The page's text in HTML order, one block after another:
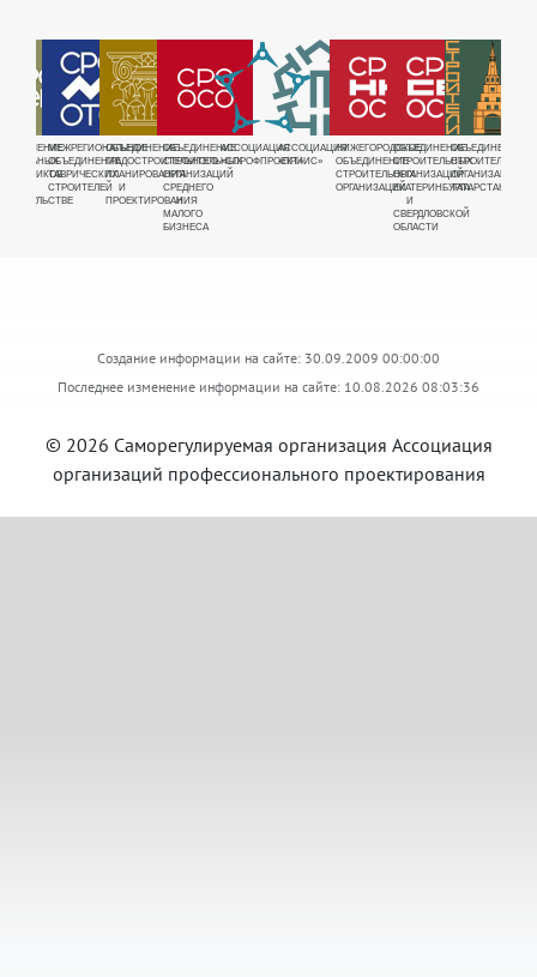
МЕЖРЕГИОНАЛЬНОЕ
ОБЪЕДИНЕНИЕ
ТАВРИЧЕСКИХ
СТРОИТЕЛЕЙ
ОБЪЕДИНЕНИЕ
ГРАДОСТРОИТЕЛЬНОГО
ПЛАНИРОВАНИЯ
И
ПРОЕКТИРОВАНИЯ
ОБЪЕДИНЕНИЕ
СТРОИТЕЛЬНЫХ
ОРГАНИЗАЦИЙ
СРЕДНЕГО
И
МАЛОГО
БИЗНЕСА
АССОЦИАЦИЯ
«СПРОФПРОЕКТ»
АССОЦИАЦИЯ
«ПРИИС»
НИЖЕГОРОДСКОЕ
ОБЪЕДИНЕНИЕ
СТРОИТЕЛЬНЫХ
ОРГАНИЗАЦИЙ
ОБЪЕДИНЕНИЕ
СТРОИТЕЛЬНЫХ
ОРГАНИЗАЦИЙ
ЕКАТЕРИНБУРГА
И
СВЕРДЛОВСКОЙ
ОБЛАСТИ
ОБЪЕДИНЕНИЕ
СТРОИТЕЛЬНЫХ
ОРГАНИЗАЦИЙ
ТАТАРСТАНА
Создание информации на сайте: 30.09.2009 00:00:00
Последнее изменение информации на сайте: 10.08.2026 08:03:36
© 2026 Саморегулируемая организация Ассоциация
организаций профессионального проектирования